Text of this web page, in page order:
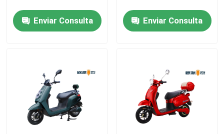
Vespa eléctrica de la movilidad
Vespa eléctrica del pedal
Enviar Consulta Enviar Consulta